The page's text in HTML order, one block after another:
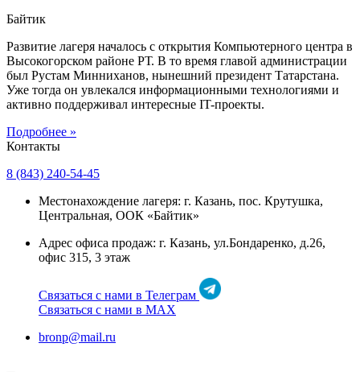
Байтик
Развитие лагеря началось с открытия Компьютерного центра в
Высокогорском районе РТ. В то время главой администрации
был Рустам Минниханов, нынешний президент Татарстана.
Уже тогда он увлекался информационными технологиями и
активно поддерживал интересные IT-проекты.
Подробнее »
Контакты
8 (843) 240-54-45
Местонахождение лагеря: г. Казань, пос. Крутушка,
Центральная, ООК «Байтик»
Адрес офиса продаж: г. Казань, ул.Бондаренко, д.26,
офис 315, 3 этаж
Связаться с нами в Телеграм
Связаться с нами в МАХ
bronp@mail.ru